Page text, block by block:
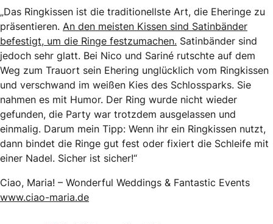
„Das Ringkissen ist die traditionellste Art, die Eheringe zu
präsentieren. An den meisten Kissen sind Satinbänder
befestigt, um die Ringe festzumachen. Satinbänder sind
jedoch sehr glatt. Bei Nico und Sariné rutschte auf dem
Weg zum Trauort sein Ehering unglücklich vom Ringkissen
und verschwand im weißen Kies des Schlossparks. Sie
nahmen es mit Humor. Der Ring wurde nicht wieder
gefunden, die Party war trotzdem ausgelassen und
einmalig. Darum mein Tipp: Wenn ihr ein Ringkissen nutzt,
dann bindet die Ringe gut fest oder fixiert die Schleife mit
einer Nadel. Sicher ist sicher!“
Ciao, Maria! – Wonderful Weddings & Fantastic Events
www.ciao-maria.de